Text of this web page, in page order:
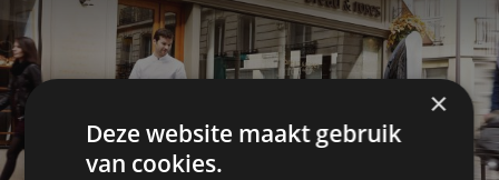
Automerken
Adverteren
×
Deze website maakt gebruik
van cookies.